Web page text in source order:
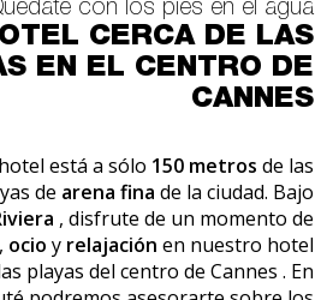
con los pies en el agua
CERCA DE LAS
EN EL CENTRO DE
CANNES
está a sólo 150 metros de las
de arena fina de la ciudad. Bajo
, disfrute de un momento de
, ocio y relajación en nuestro hotel
playas del centro de Cannes . En